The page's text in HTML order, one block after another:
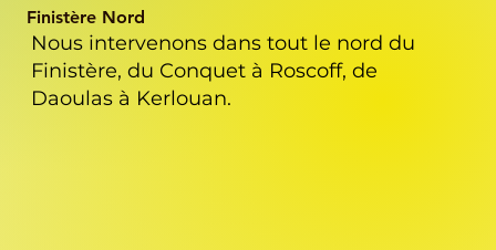
Finistère Nord
Nous intervenons dans tout le nord du
Finistère, du Conquet à Roscoff, de
Daoulas à Kerlouan.